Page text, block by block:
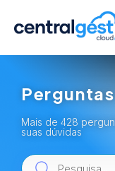
Mais de 428
suas dúvidas